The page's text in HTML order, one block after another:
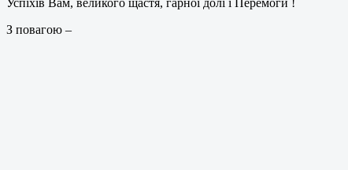
Успіхів Вам, великого щастя, гарної долі і Перемоги !
З повагою –